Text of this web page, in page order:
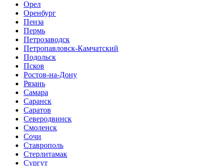
Орел
Оренбург
Пенза
Пермь
Петрозаводск
Петропавловск-Камчатский
Подольск
Псков
Ростов-на-Дону
Рязань
Самара
Саранск
Саратов
Северодвинск
Смоленск
Сочи
Ставрополь
Стерлитамак
Сургут